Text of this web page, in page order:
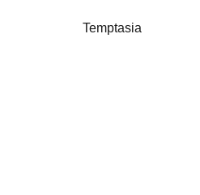
Temptasia